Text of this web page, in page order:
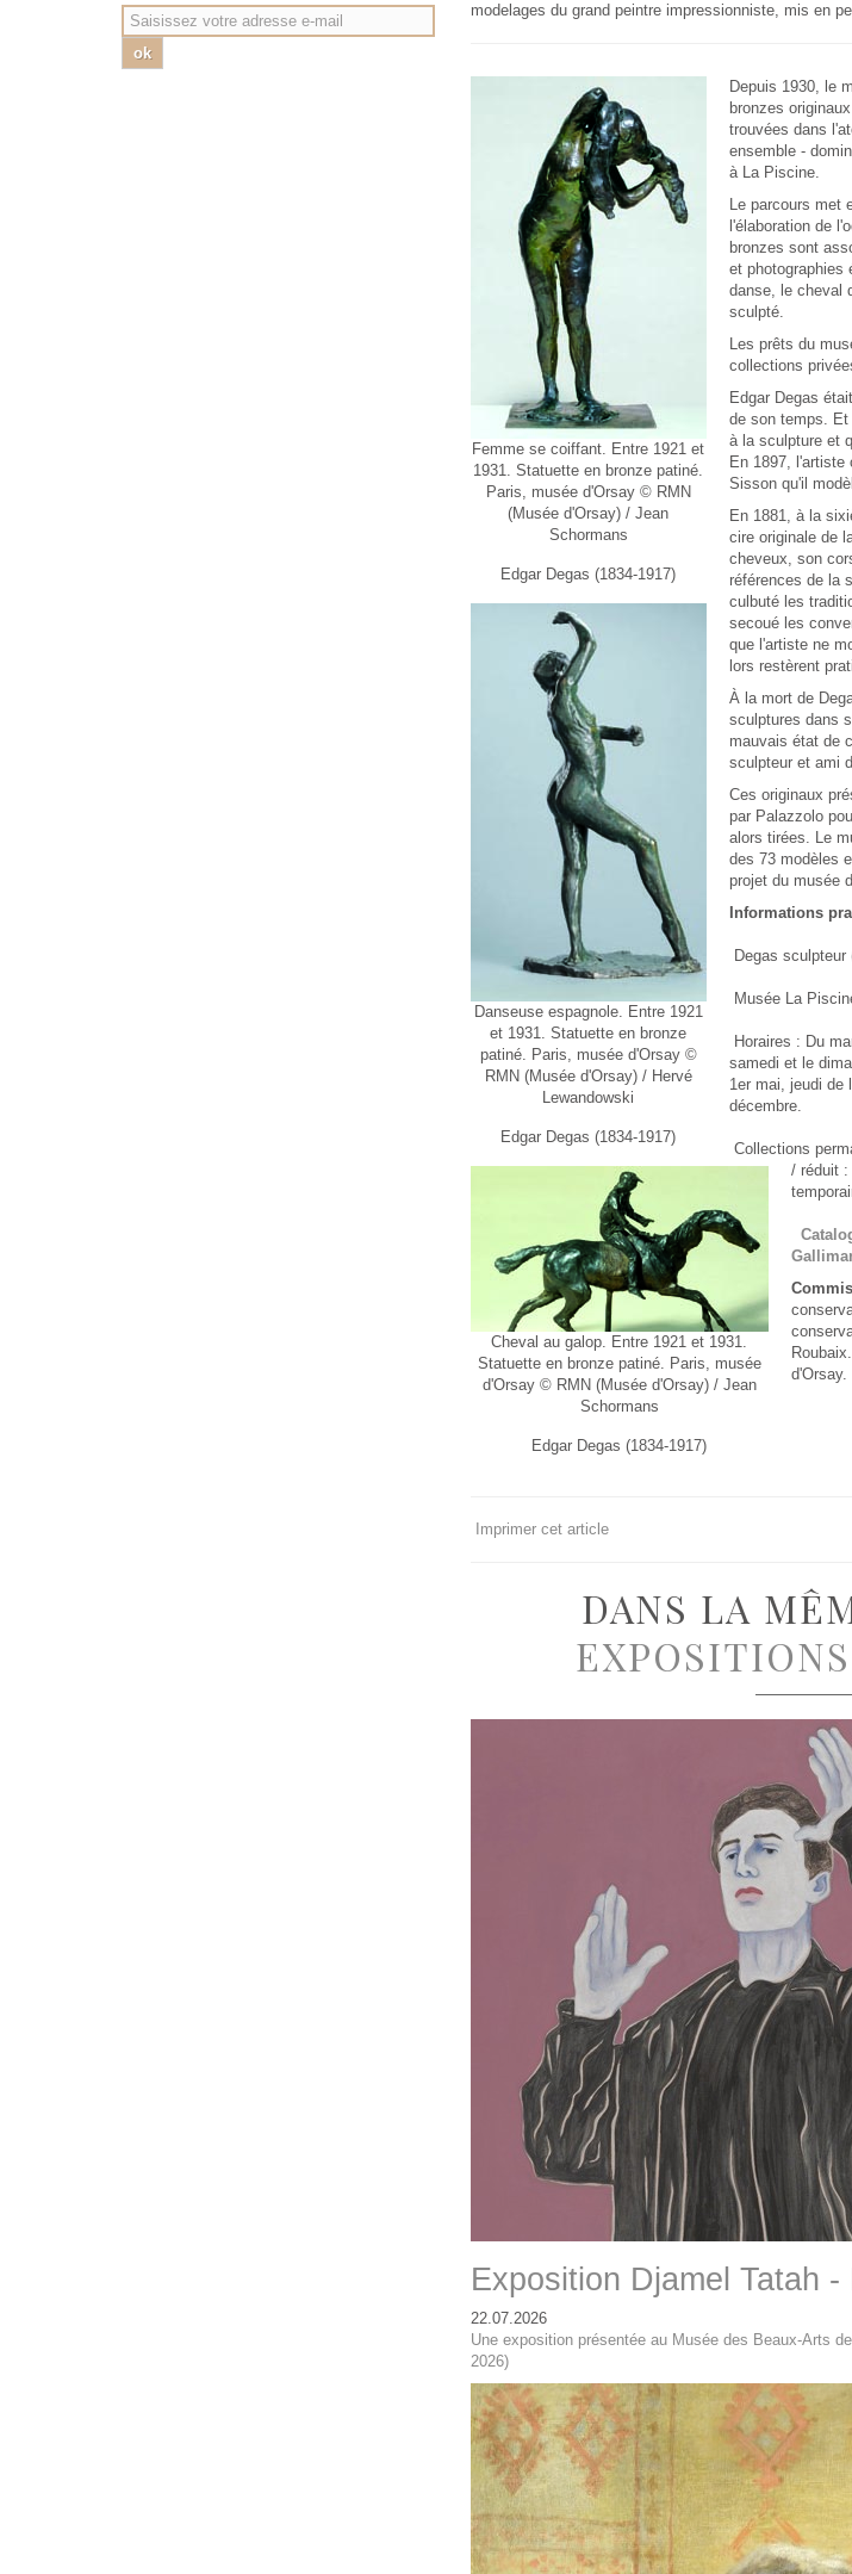
ok
modelages du grand peintre impressionniste, mis en
Femme se coiffant. Entre 1921 et
1931. Statuette en bronze patiné.
Paris, musée d'Orsay © RMN
(Musée d'Orsay) / Jean
Schormans
Edgar Degas (1834-1917)
Depuis 1930, le
bronzes
trouvées dans
ensemble -
à La Piscine.
Le parcours met
l'élaboration de
bronzes sont
et photographies
danse, le cheval
sculpté.
Les prêts du
collections
Edgar Degas
de son temps.
à la sculpture et
En 1897, l'artiste
Sisson qu'il
Danseuse espagnole. Entre 1921
et 1931. Statuette en bronze
patiné. Paris, musée d'Orsay ©
RMN (Musée d'Orsay) / Hervé
Lewandowski
Edgar Degas (1834-1917)
En 1881, à la
cire originale de
cheveux, son
références de la
culbuté les
secoué les
que l'artiste ne
lors restèrent
À la mort de
sculptures dans
mauvais état de
sculpteur et ami
Ces originaux
par Palazzolo
alors tirées. Le
des 73 modèles
projet du musée
Cheval au galop. Entre 1921 et 1931.
Statuette en bronze patiné. Paris, musée
d'Orsay © RMN (Musée d'Orsay) / Jean
Schormans
Edgar Degas (1834-1917)
Informations
Degas sculpteur
Musée La
Horaires : Du
samedi et le
1er mai, jeudi de
décembre.
Collections
/ réduit :
d'Orsay.
Imprimer cet article
DANS LA
Exposition Djamel Tatah
22.07.2026
Une exposition présentée au Musée des Beaux-Arts
2026)